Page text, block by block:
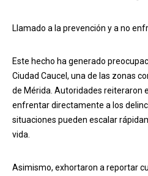
Llamado a la prevención y a no
Este hecho ha generado
Ciudad Caucel, una de las zonas
de Mérida. Autoridades reiteraron
enfrentar directamente a los
situaciones pueden escalar
vida.
Asimismo, exhortaron a reportar